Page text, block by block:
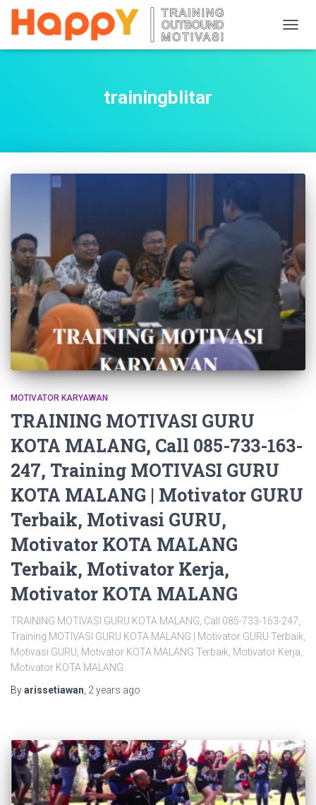
trainingblitar
MOTIVATOR KARYAWAN
TRAINING MOTIVASI GURU
KOTA MALANG, Call 085-733-163-
247, Training MOTIVASI GURU
KOTA MALANG | Motivator GURU
Terbaik, Motivasi GURU,
Motivator KOTA MALANG
Terbaik, Motivator Kerja,
Motivator KOTA MALANG
TRAINING MOTIVASI GURU KOTA MALANG, Call 085-733-163-247,
Training MOTIVASI GURU KOTA MALANG | Motivator GURU Terbaik,
Motivasi GURU, Motivator KOTA MALANG Terbaik, Motivator Kerja,
Motivator KOTA MALANG
Byarissetiawan 2 years ago